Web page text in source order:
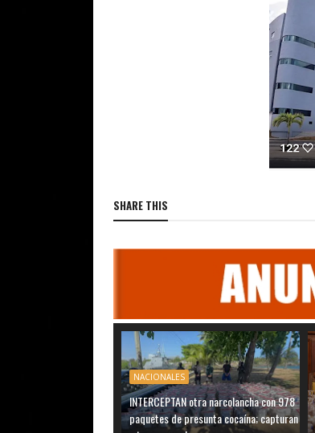
SHARE THIS
NACIONALES
INTERCEPTAN otra narcolancha con 978
paquetes de presunta cocaína; capturan